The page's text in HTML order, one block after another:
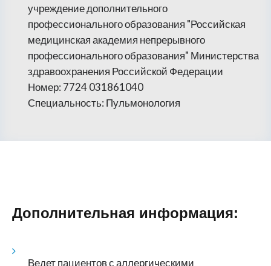
учреждение дополнительного
профессионального образования "Российская
медицинская академия непрерывного
профессионального образования" Министерства
здравоохранения Российской Федерации
Номер: 7724 031861040
Специальность: Пульмонология
Дополнительная информация:
Ведет пациентов с аллергическими